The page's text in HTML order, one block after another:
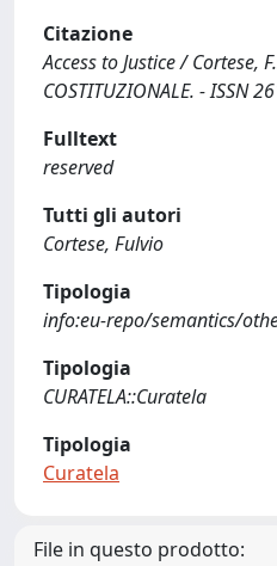
Citazione
Access to Justice / Cortese,
COSTITUZIONALE. - ISSN
Fulltext
reserved
Tutti gli autori
Cortese, Fulvio
Tipologia
info:eu-repo/semantics/
Tipologia
CURATELA::Curatela
Tipologia
Curatela
File in questo prodotto: